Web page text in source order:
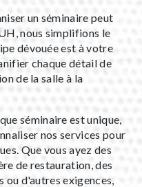
un séminaire peut
nous simplifions le
dévouée est à votre
chaque détail de
de la salle à la
séminaire est unique,
nos services pour
Que vous ayez des
de restauration, des
ou d'autres exigences,